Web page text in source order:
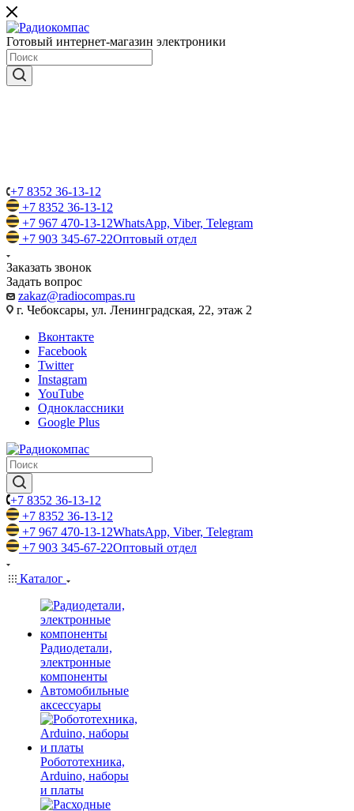
Готовый интернет-магазин электроники
+7 8352 36-13-12
+7 8352 36-13-12
+7 967 470-13-12WhatsApp, Viber, Telegram
+7 903 345-67-22Оптовый отдел
Заказать звонок
Задать вопрос
zakaz@radiocompas.ru
г. Чебоксары, ул. Ленинградская, 22, этаж 2
Вконтакте
Facebook
Twitter
Instagram
YouTube
Одноклассники
Google Plus
+7 8352 36-13-12
+7 8352 36-13-12
+7 967 470-13-12WhatsApp, Viber, Telegram
+7 903 345-67-22Оптовый отдел
Каталог
Радиодетали,
электронные
компоненты
Автомобильные
аксессуары
Робототехника,
Arduino, наборы
и платы